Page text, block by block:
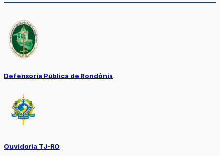
Defensoria Pública de Rondônia
Ouvidoria TJ-RO